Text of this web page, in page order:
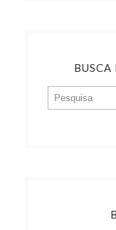
BUSCA